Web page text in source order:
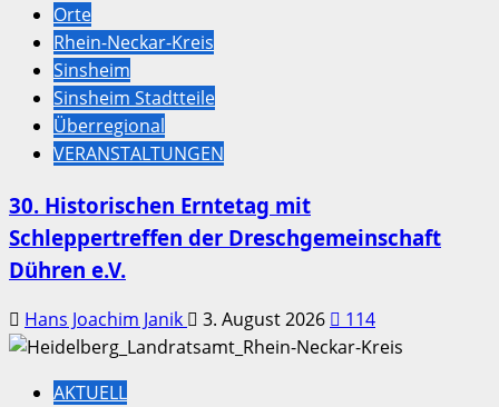
Orte
Rhein-Neckar-Kreis
Sinsheim
Sinsheim Stadtteile
Überregional
VERANSTALTUNGEN
30. Historischen Erntetag mit
Schleppertreffen der Dreschgemeinschaft
Dühren e.V.
Hans Joachim Janik 3. August 2026 114
AKTUELL